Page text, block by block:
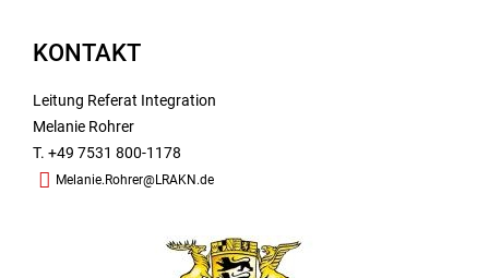
KONTAKT
Leitung Referat Integration
Melanie Rohrer
T. +49 7531 800-1178
Melanie.Rohrer@LRAKN.de